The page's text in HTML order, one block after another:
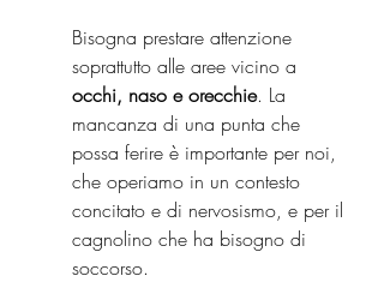
Bisogna prestare attenzione
soprattutto alle aree vicino a
occhi, naso e orecchie. La
mancanza di una punta che
possa ferire è importante per noi,
che operiamo in un contesto
concitato e di nervosismo, e per il
cagnolino che ha bisogno di
soccorso.